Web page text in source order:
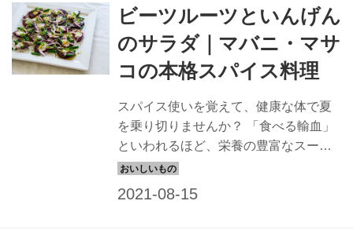
ビーツルーツといんげん
のサラダ｜マバニ・マサ
コの本格スパイス料理
スパイス使いを覚えて、健康な体で夏
を乗り切りませんか？ 「食べる輸血」
といわれるほど、栄養の豊富なスーパ
ーフードのビーツ。マバニ・マサコさ